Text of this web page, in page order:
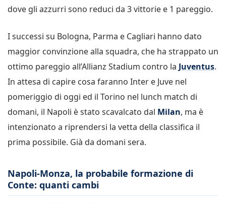
dove gli azzurri sono reduci da 3 vittorie e 1 pareggio.
I successi su Bologna, Parma e Cagliari hanno dato
maggior convinzione alla squadra, che ha strappato un
ottimo pareggio all’Allianz Stadium contro la Juventus.
In attesa di capire cosa faranno Inter e Juve nel
pomeriggio di oggi ed il Torino nel lunch match di
domani, il Napoli è stato scavalcato dal Milan, ma è
intenzionato a riprendersi la vetta della classifica il
prima possibile. Già da domani sera.
Napoli-Monza, la probabile formazione di
Conte: quanti cambi